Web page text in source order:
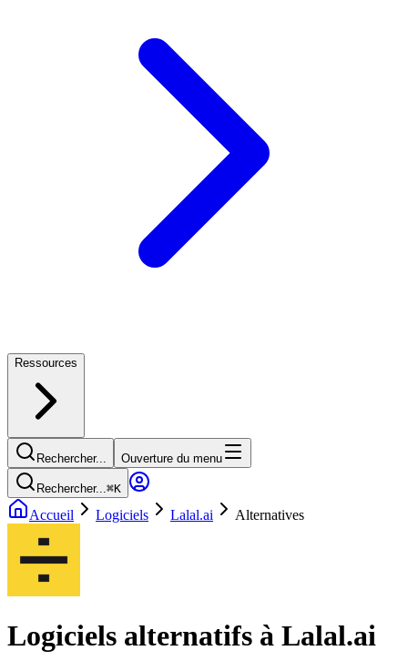
Ressources
Rechercher... Ouverture du menu
Rechercher...⌘K
Accueil Logiciels Lalal.ai Alternatives
Logiciels alternatifs à Lalal.ai